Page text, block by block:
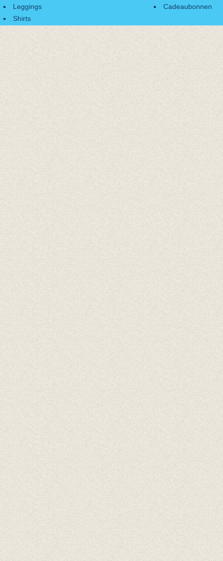
Leggings
Shirts
Cadeaubonnen